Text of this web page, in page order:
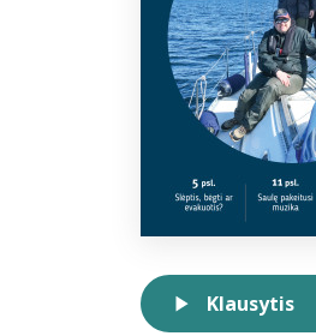
Klausytis